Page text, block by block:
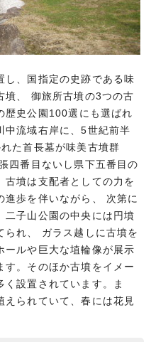
、国指定の史跡である味
墳、 御旅所古墳の3つの古
歴史公園100選にも選ばれ
中流域右岸に、5世紀前半
た首長墓が味美古墳群
四番目ないし県下五番目の
墳は支配者としての力を
進歩を伴いながら、 次第に
二子山公園の中央には円墳
られ、 ガラス越しに古墳を
ールや巨大な埴輪像が展示
す。そのほか古墳をイメー
設置されています。ま
えられていて、春には花見